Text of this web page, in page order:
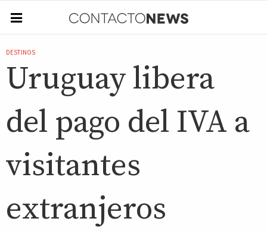
DESTINOS
Uruguay libera
del pago del IVA a
visitantes
extranjeros